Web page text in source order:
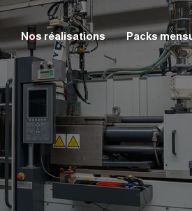
Nos réalisations Packs